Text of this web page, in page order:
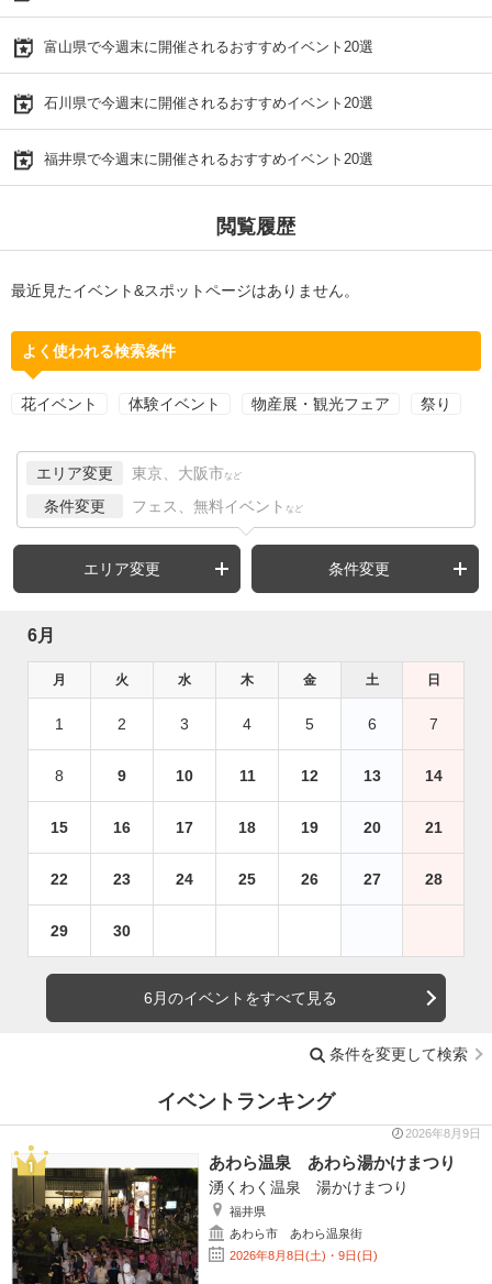
富山県で今週末に開催されるおすすめイベント20選
石川県で今週末に開催されるおすすめイベント20選
福井県で今週末に開催されるおすすめイベント20選
閲覧履歴
最近見たイベント&スポットページはありません。
よく使われる検索条件
花イベント 体験イベント 物産展・観光フェア 祭り
エリア変更 東京、大阪市 など
条件変更 フェス、無料イベント など
エリア変更 条件変更
6月
月 火 水 木 金 土 日
1 2 3 4 5 6 7
8 9 10 11 12 13 14
15 16 17 18 19 20 21
22 23 24 25 26 27 28
29 30
6月のイベントをすべて見る
条件を変更して検索
イベントランキング
2026年8月9日
あわら温泉 あわら湯かけまつり
湧くわく温泉 湯かけまつり
福井県
あわら市 あわら温泉街
2026年8月8日(土)・9日(日)